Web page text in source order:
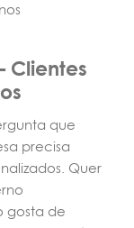
Clientes
que
precisa
Quer
gosta de